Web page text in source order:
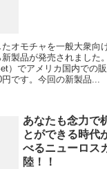
オモチャを一般大衆向
製品が発売されました
）でアメリカ国内での販
です。今回の新製品...
あなたも念力で
とができる時代
べるニューロス
陸！！